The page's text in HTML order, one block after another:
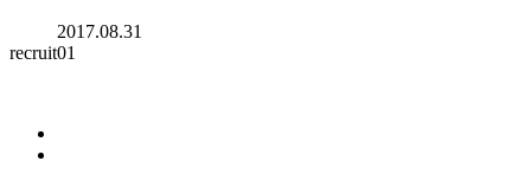
2017.08.31
recruit01